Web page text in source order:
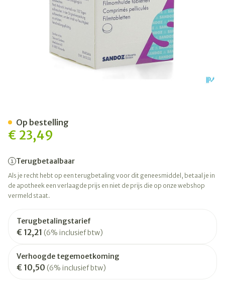
€ 23,49
Terugbetaalbaar
Als je recht hebt op een terugbetaling voor dit geneesmiddel, betaal je in
de apotheek een verlaagde prijs en niet de prijs die op onze webshop
vermeld staat.
Terugbetalingstarief
€ 12,21 (6% inclusief btw)
Verhoogde tegemoetkoming
€ 10,50 (6% inclusief btw)
Op bestelling